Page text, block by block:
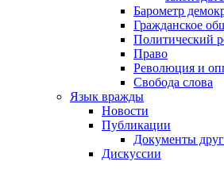
Барометр
Гражданское
Политический
Право
Революция и
Свобода слова
Язык вражды
Новости
Публикации
Документы
Дискуссии